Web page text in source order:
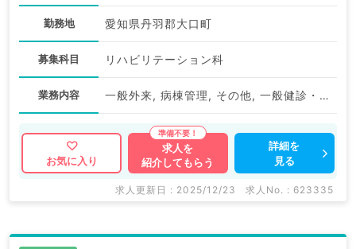
勤務地 愛知県丹羽郡大口町
募集科目 リハビリテーション科
業務内容 一般外来, 病棟管理, その他, 一般健診・人間ドック
お気に入り
求人を
紹介してもらう
詳細を
見る
求人更新日 : 2025/12/23 求人No. : 623335